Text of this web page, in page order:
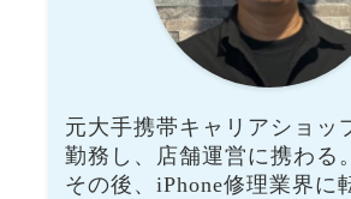
元大手携帯キャリアショッ
勤務し、店舗運営に携わる。
その後、iPhone修理業界に